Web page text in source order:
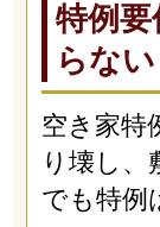
特例
らない
空き家特
り壊し、
でも特例